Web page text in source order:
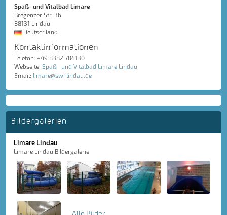
Spaß- und Vitalbad Limare
Bregenzer Str. 36
88131 Lindau
Deutschland
Kontaktinformationen
Telefon: +49 8382 704130
Webseite: Spaß- und Vitalbad Limare Lindau
Email: limare@sw-lindau.de
Bildergalerien
Limare Lindau
Limare Lindau Bildergalerie
Alle Bilder